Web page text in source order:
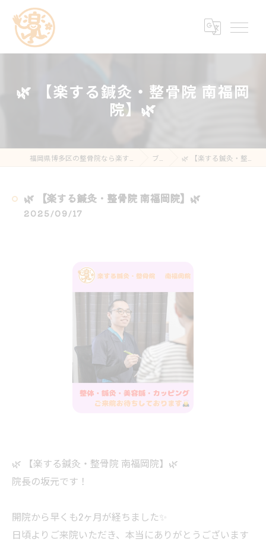
🌿 【楽する鍼灸・整骨院 南福岡
院】🌿
ブログ 🌿 【楽する鍼灸・整骨院 南福岡院】🌿
🌿 【楽する鍼灸・整骨院 南福岡院】🌿
2025/09/17
🌿 【楽する鍼灸・整骨院 南福岡院】🌿
院長の坂元です！
開院から早くも2ヶ月が経ちました✨
日頃よりご来院いただき、本当にありがとうございます